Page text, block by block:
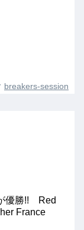
breakers-session
優勝!! Red
France